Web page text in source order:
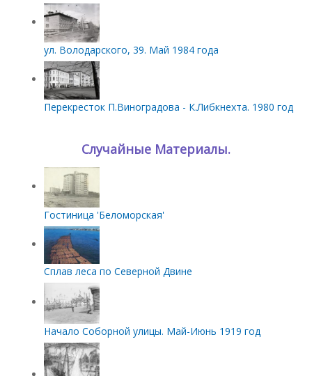
ул. Володарского, 39. Май 1984 года
Перекресток П.Виноградова - К.Либкнехта. 1980 год
Случайные Материалы.
Гостиница 'Беломорская'
Сплав леса по Северной Двине
Начало Соборной улицы. Май-Июнь 1919 год